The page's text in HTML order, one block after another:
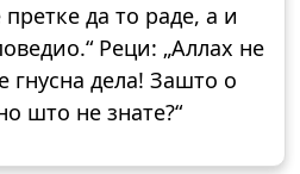
да то раде, а и
Реци: „Аллах не
гнусна дела! Зашто о
што не знате?“